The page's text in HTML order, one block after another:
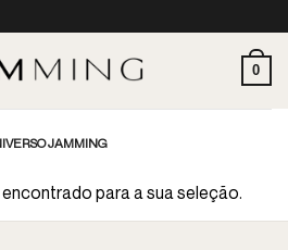
0
JAMMING
para a sua seleção.